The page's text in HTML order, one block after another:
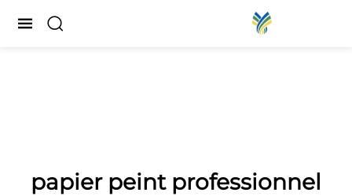
papier peint professionnel